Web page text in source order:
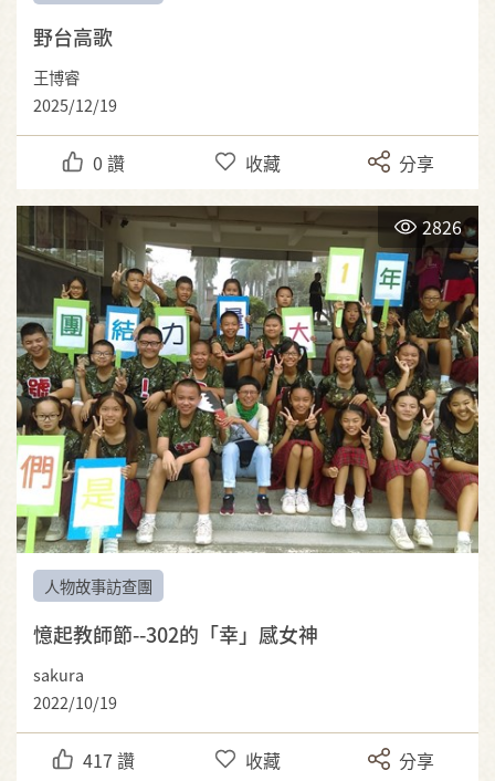
野台高歌
王博睿
2025/12/19
0 讚 收藏 分享
2826
人物故事訪查團
憶起教師節--302的「幸」感女神
sakura
2022/10/19
417 讚 收藏 分享